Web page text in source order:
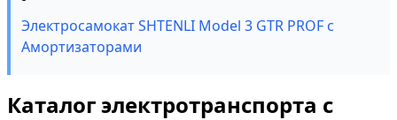
Электросамокат SHTENLI Model 3 GTR PROF с
Амортизаторами
Каталог электротранспорта с